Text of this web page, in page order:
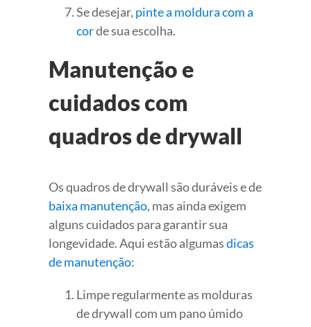
Se desejar, pinte a moldura com a
corde sua escolha.
Manutenção e
cuidados com
quadros de drywall
Os quadros de drywall são duráveis e de
baixa manutenção, mas ainda exigem
alguns cuidados para garantir sua
longevidade. Aqui estão algumasdicas
de manutenção:
Limpe regularmente as molduras
de drywall com um pano úmido